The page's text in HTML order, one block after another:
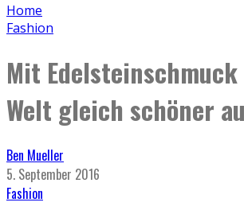
Home
Fashion
Mit
Welt gleich schöner
Ben Mueller
5. September 2016
Fashion